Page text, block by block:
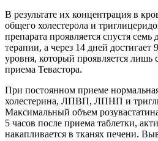
В результате их концентрация в
общего холестерола и
препарата проявляется спустя семь
терапии, а через 14 дней достигает
уровня, который проявляется лишь
приема Тевастора.
При постоянном приеме
холестерина, ЛПВП, ЛПНП и
Максимальный объем
5 часов после приема таблетки,
накапливается в тканях печени.